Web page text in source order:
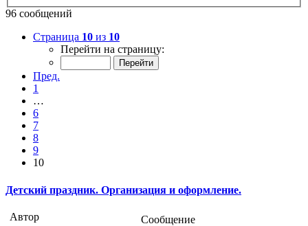
96 сообщений
Страница 10 из 10
Перейти на страницу:
Пред.
1
…
6
7
8
9
10
Детский праздник. Организация и оформление.
Автор
Сообщение